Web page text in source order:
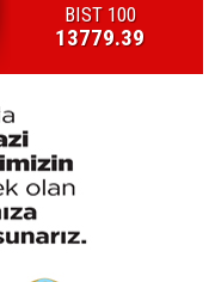
BIST 100
13779.39